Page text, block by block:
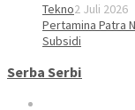
Tekno2 Juli 2026
Pertamina Patra
Subsidi
Serba Serbi